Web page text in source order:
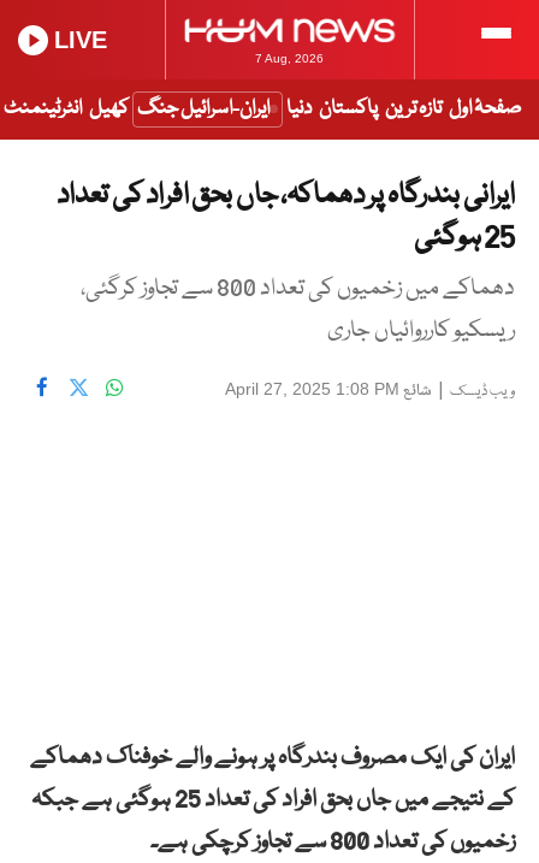
7 Aug, 2026
LIVE
صفحۂ اول تازہ ترین پاکستان دنیا ایران-اسرائیل جنگ کھیل انٹرٹینمنٹ
ایرانی بندرگاہ پر دھماکہ، جاں بحق افراد کی تعداد
25 ہوگئی
دھماکے میں زخمیوں کی تعداد 800 سے تجاوز کرگئی،
ریسکیو کارروائیاں جاری
ویب ڈیسک | شائع April 27, 2025 1:08 PM
ایران کی ایک مصروف بندرگاہ پر ہونے والے خوفناک دھماکے
کے نتیجے میں جاں بحق افراد کی تعداد 25 ہوگئی ہے جبکہ
زخمیوں کی تعداد 800 سے تجاوز کرچکی ہے۔